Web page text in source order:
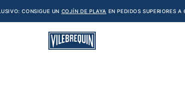
CONSIGUE UN COJÍN DE PLAYA EN PEDIDOS SUPERIORES A